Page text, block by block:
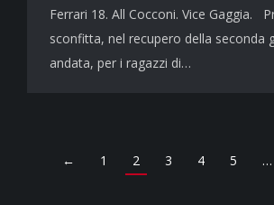
Ferrari 18. All Cocconi. Vice Gaggia.
sconfitta, nel recupero della seconda
andata, per i ragazzi di…
← 1 2 3 4 5 …